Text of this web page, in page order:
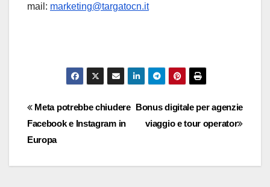
mail: marketing@targatocn.it
Navigazione
articoli
Bonus digitale per agenzie
viaggio e tour operator
Meta potrebbe chiudere
Facebook e Instagram in
Europa